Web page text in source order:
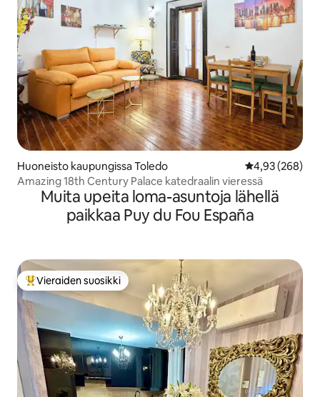
Huoneisto kaupungissa Toledo
4,93 (268)
Amazing 18th Century Palace katedraalin vieressä
Muita upeita loma-asuntoja lähellä
paikkaa Puy du Fou España
Vieraiden suosikkien parhaimmistoa
Vieraiden suosikki